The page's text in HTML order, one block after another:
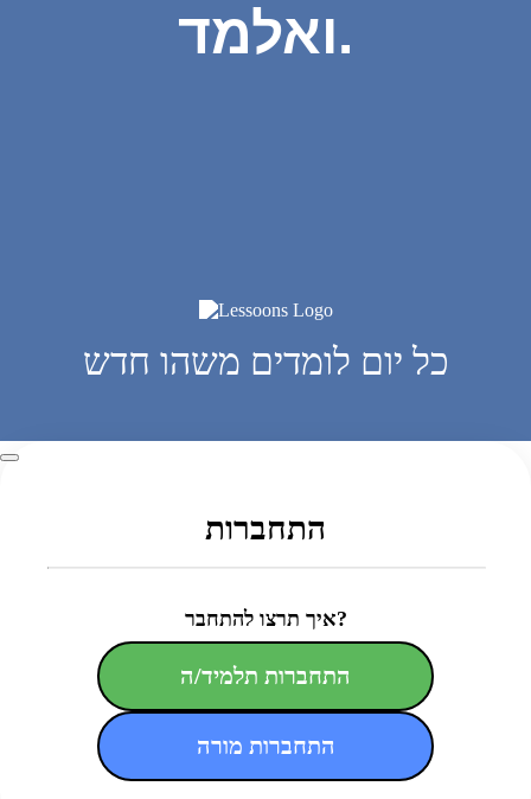
ואלמד.
כל יום לומדים משהו חדש
התחברות
איך תרצו להתחבר?
התחברות תלמיד/ה
התחברות מורה